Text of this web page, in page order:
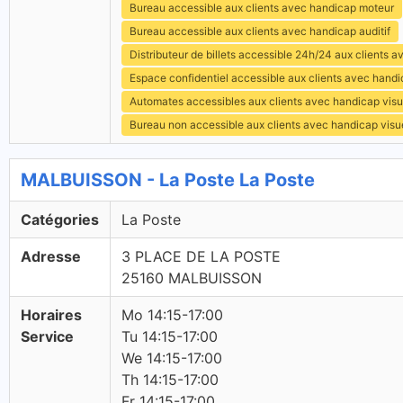
Bureau accessible aux clients avec handicap moteur
Bureau accessible aux clients avec handicap auditif
Distributeur de billets accessible 24h/24 aux clients
Espace confidentiel accessible aux clients avec
Automates accessibles aux clients avec handicap
Bureau non accessible aux clients avec handicap
MALBUISSON - La Poste La Poste
Catégories La Poste
Adresse
3 PLACE DE LA POSTE
25160 MALBUISSON
Horaires
Service
Mo 14:15-17:00
Tu 14:15-17:00
We 14:15-17:00
Th 14:15-17:00